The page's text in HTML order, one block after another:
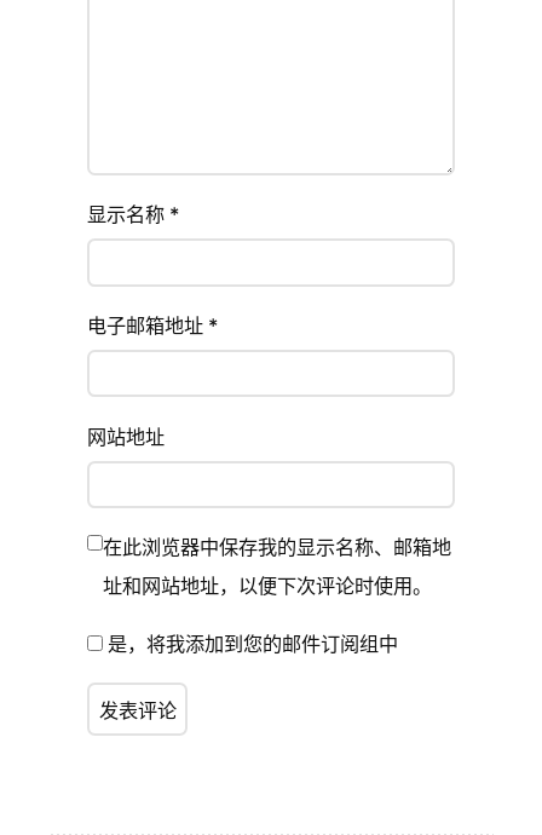
显示名称 *
电子邮箱地址 *
网站地址
在此浏览器中保存我的显示名称、邮箱地
址和网站地址，以便下次评论时使用。
是，将我添加到您的邮件订阅组中